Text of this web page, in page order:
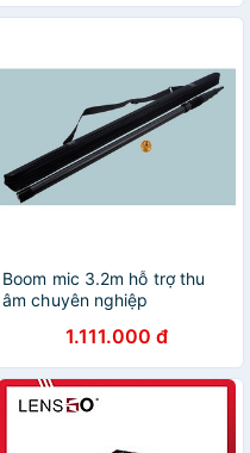
Boom mic 3.2m hỗ trợ thu
âm chuyên nghiệp
1.111.000 đ